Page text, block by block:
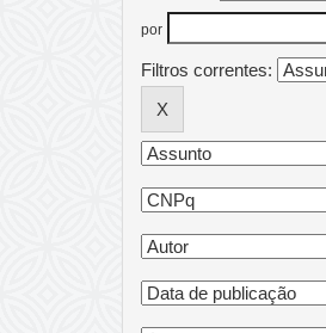
por
Filtros correntes: